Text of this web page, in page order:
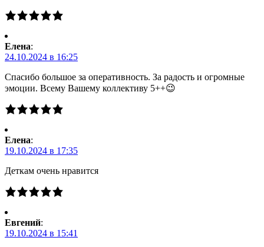
Елена:
24.10.2024 в 16:25
Спасибо большое за оперативность. За радость и огромные
эмоции. Всему Вашему коллективу 5++😉
Елена:
19.10.2024 в 17:35
Деткам очень нравится
Евгений:
19.10.2024 в 15:41